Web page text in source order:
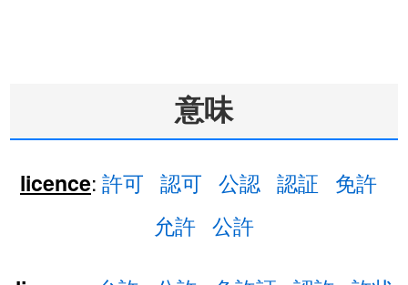
意味
licence: 許可 認可 公認 認証 免許
允許 公許